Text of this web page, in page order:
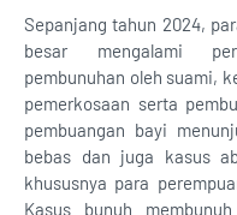
Sepanjang tahun 2024,
besar mengalami
pembunuhan oleh suami,
pemerkosaan serta
pembuangan bayi
bebas dan juga kasus
khususnya para
Kasus bunuh